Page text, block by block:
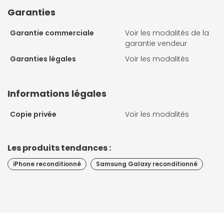
Garanties
Garantie commerciale
Voir les modalités de la
garantie vendeur
Garanties légales
Voir les modalités
Informations légales
Copie privée Voir les modalités
Les produits tendances :
iPhone reconditionné Samsung Galaxy reconditionné